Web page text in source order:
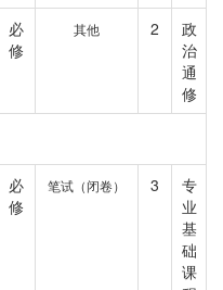
必
修
其他 2
政
治
通
修
必
修
笔试（闭卷） 3
专
业
基
础
课